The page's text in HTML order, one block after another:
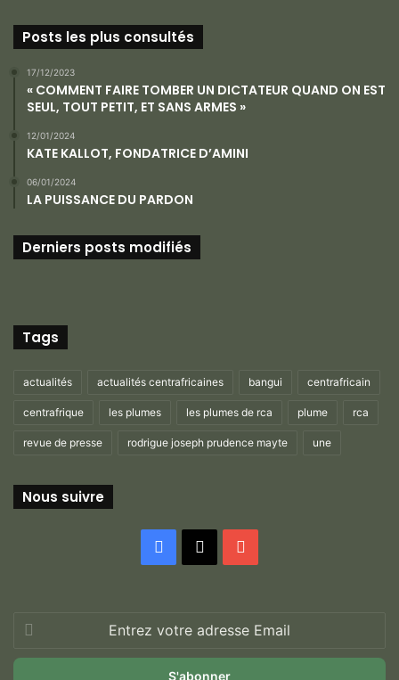
Posts les plus consultés
17/12/2023
« COMMENT FAIRE TOMBER UN DICTATEUR QUAND ON EST
SEUL, TOUT PETIT, ET SANS ARMES »
12/01/2024
KATE KALLOT, FONDATRICE D’AMINI
06/01/2024
LA PUISSANCE DU PARDON
Derniers posts modifiés
Tags
actualités actualités centrafricaines bangui centrafricain
centrafrique les plumes les plumes de rca plume rca
revue de presse rodrigue joseph prudence mayte une
Nous suivre
Facebook
votre
adresse